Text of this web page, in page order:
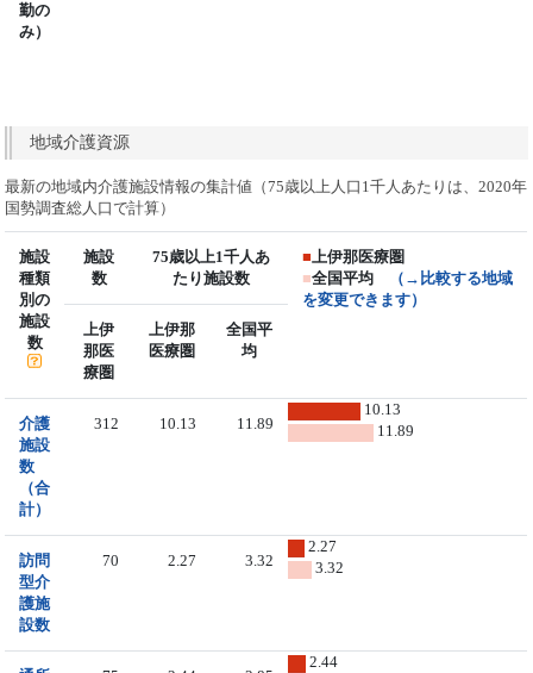
勤の
み）
地域介護資源
最新の地域内介護施設情報の集計値（75歳以上人口1千人あたりは、2020年
国勢調査総人口で計算）
施設
種類
別の
施設
数
施設
数
75歳以上1千人あ
たり施設数
■上伊那医療圏
■全国平均
（→比較する地域
を変更できます）
上伊
那医
療圏
上伊那
医療圏
全国平
均
介護
施設
数
（合
計）
312 10.13 11.89
10.13
11.89
訪問
型介
護施
設数
70 2.27 3.32
2.27
3.32
2.44